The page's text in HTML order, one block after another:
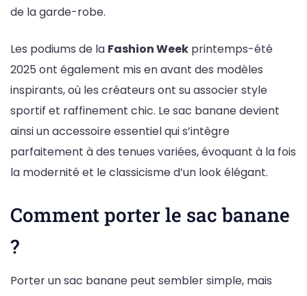
de la garde-robe.
Les podiums de la Fashion Week printemps-été
2025 ont également mis en avant des modèles
inspirants, où les créateurs ont su associer style
sportif et raffinement chic. Le sac banane devient
ainsi un accessoire essentiel qui s’intègre
parfaitement à des tenues variées, évoquant à la fois
la modernité et le classicisme d’un look élégant.
Comment porter le sac banane
?
Porter un sac banane peut sembler simple, mais